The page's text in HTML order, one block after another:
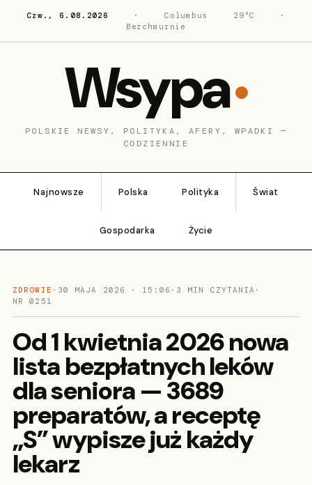
Czw., 6.08.2026 · Columbus 29°C
·
Bezchmurnie
Wsypa
POLSKIE NEWSY, POLITYKA, AFERY, WPADKI —
CODZIENNIE
Najnowsze Polska Polityka Świat
Gospodarka Życie
ZDROWIE · 30 MAJA 2026 · 15:06 · 3 MIN CZYTANIA ·
NR 0251
Od 1 kwietnia 2026 nowa
lista bezpłatnych leków
dla seniora — 3689
preparatów, a receptę
„S” wypisze już każdy
lekarz